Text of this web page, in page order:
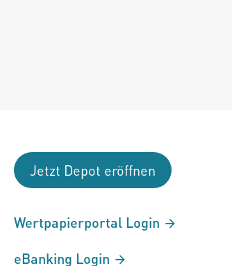
Jetzt Depot eröffnen
Wertpapierportal Login
eBanking Login